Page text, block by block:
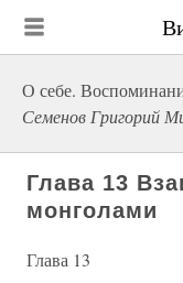
О себе.
Семенов Григорий
Глава 13
монголами
Глава 13